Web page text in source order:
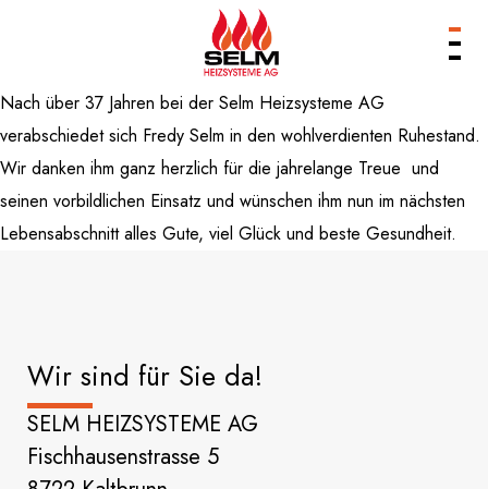
Produkte
Leistungen
Unternehmen
Referenzen
Nach über 37 Jahren bei der Selm Heizsysteme AG
verabschiedet sich Fredy Selm in den wohlverdienten Ruhestand.
Wir danken ihm ganz herzlich für die jahrelange Treue und
seinen vorbildlichen Einsatz und wünschen ihm nun im nächsten
Lebensabschnitt alles Gute, viel Glück und beste Gesundheit.
Wir sind für Sie da!
SELM HEIZSYSTEME AG
Fischhausenstrasse 5